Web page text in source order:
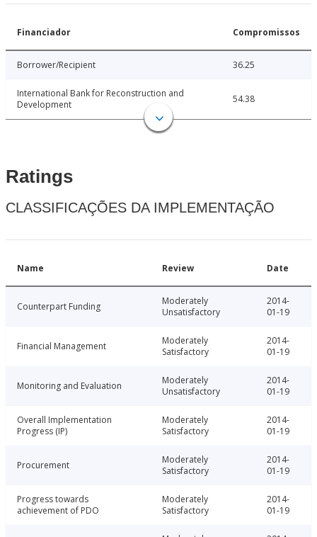
Financiador Compromissos
Borrower/Recipient 36.25
International Bank for Reconstruction and
Development
54.38
Ratings
CLASSIFICAÇÕES DA IMPLEMENTAÇÃO
Name Review Date
Counterpart Funding
Moderately
Unsatisfactory
2014-
01-19
Financial Management
Moderately
Satisfactory
2014-
01-19
Monitoring and Evaluation
Moderately
Unsatisfactory
2014-
01-19
Overall Implementation
Progress (IP)
Moderately
Satisfactory
2014-
01-19
Procurement
Moderately
Satisfactory
2014-
01-19
Progress towards
achievement of PDO
Moderately
Satisfactory
2014-
01-19